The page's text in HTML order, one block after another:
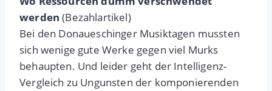
werden (Bezahlartikel)
Bei den Donaueschinger Musiktagen mussten
sich wenige gute Werke gegen viel Murks
behaupten. Und leider geht der Intelligenz-
Vergleich zu Ungunsten der komponierenden